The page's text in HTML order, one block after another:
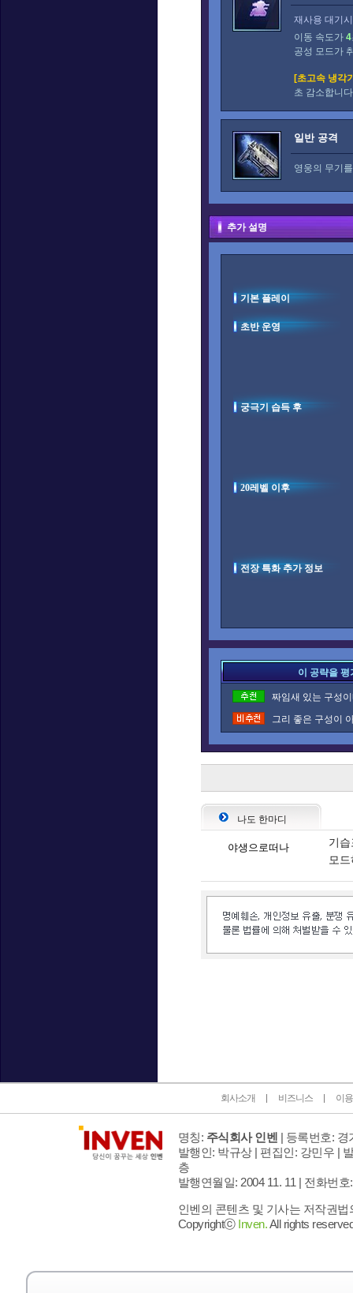
재사용 대기
이동 속도가 4
공성 모드가
[초고속 냉각
초 감소합니
일반 공격
영웅의 무기
추가 설명
기본 플레이
초반 운영
궁극기 습득 후
20레벨 이후
전장 특화 추가 정보
이 공략을
짜임새 있는 구성
그리 좋은 구성이
나도 한마디
야생으로떠나
기
모
회사소개 비즈니스 이
명칭: 주식회사 인벤 | 등록번호: 경
발행인: 박규상 | 편집인: 강민우 |
층
발행연월일: 2004 11. 11 | 전화번호
인벤의 콘텐츠 및 기사는 저작권
Copyrightⓒ Inven.All rights